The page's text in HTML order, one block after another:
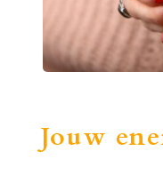
Jouw